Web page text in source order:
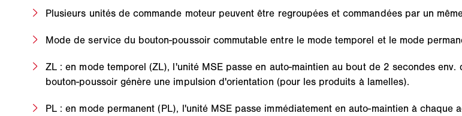
Plusieurs unités de commande moteur peuvent être regroupées et commandées par un
Mode de service du bouton-poussoir commutable entre le mode temporel et le mode
ZL : en mode temporel (ZL), l'unité MSE passe en auto-maintien au bout de 2 secondes
bouton-poussoir génère une impulsion d'orientation (pour les produits à lamelles).
PL : en mode permanent (PL), l'unité MSE passe immédiatement en auto-maintien à